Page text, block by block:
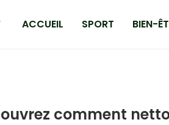
ACCUEIL SPORT BIEN-
comment